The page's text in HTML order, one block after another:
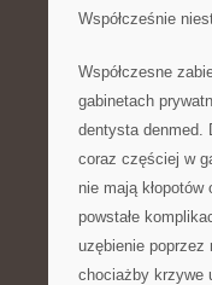
Współcześnie
Współczesne
gabinetach
dentysta denmed.
coraz częściej w
nie mają
powstałe
uzębienie poprzez
chociażby krzywe